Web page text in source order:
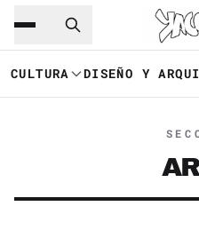
Saltar al contenido
CULTURA DISEÑO Y